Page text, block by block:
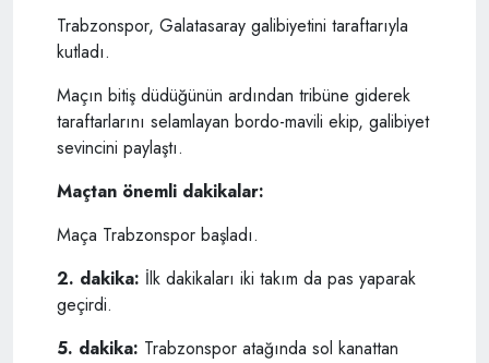
Trabzonspor, Galatasaray galibiyetini taraftarıyla
kutladı.
Maçın bitiş düdüğünün ardından tribüne giderek
taraftarlarını selamlayan bordo-mavili ekip, galibiyet
sevincini paylaştı.
Maçtan önemli dakikalar:
Maça Trabzonspor başladı.
2. dakika: İlk dakikaları iki takım da pas yaparak
geçirdi.
5. dakika: Trabzonspor atağında sol kanattan